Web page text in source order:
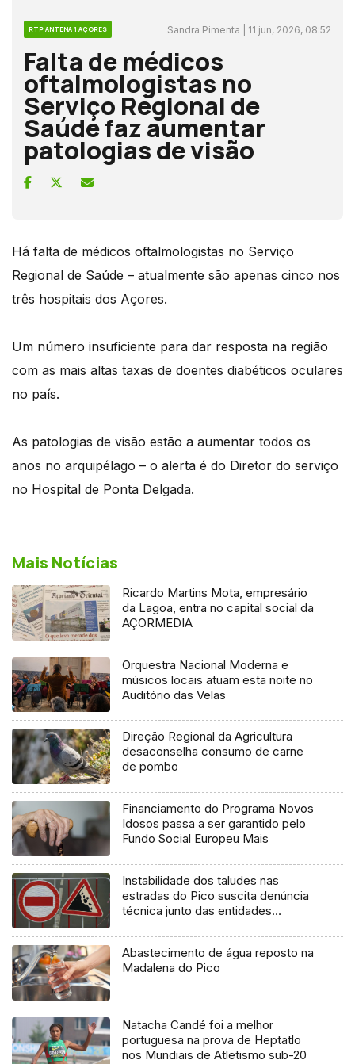
RTP ANTENA 1 AÇORES Sandra Pimenta | 11 jun, 2026, 08:52
Falta de médicos
oftalmologistas no
Serviço Regional de
Saúde faz aumentar
patologias de visão
Há falta de médicos oftalmologistas no Serviço
Regional de Saúde – atualmente são apenas cinco nos
três hospitais dos Açores.
Um número insuficiente para dar resposta na região
com as mais altas taxas de doentes diabéticos oculares
no país.
As patologias de visão estão a aumentar todos os
anos no arquipélago – o alerta é do Diretor do serviço
no Hospital de Ponta Delgada.
Mais Notícias
Ricardo Martins Mota, empresário
da Lagoa, entra no capital social da
AÇORMEDIA
Orquestra Nacional Moderna e
músicos locais atuam esta noite no
Auditório das Velas
Direção Regional da Agricultura
desaconselha consumo de carne
de pombo
Financiamento do Programa Novos
Idosos passa a ser garantido pelo
Fundo Social Europeu Mais
Instabilidade dos taludes nas
estradas do Pico suscita denúncia
técnica junto das entidades
Abastecimento de água reposto na
Madalena do Pico
Natacha Candé foi a melhor
portuguesa na prova de Heptatlo
nos Mundiais de Atletismo sub-20